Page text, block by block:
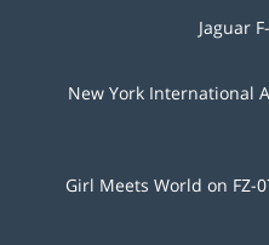
2016 New York
Girl Meets World on FZ-